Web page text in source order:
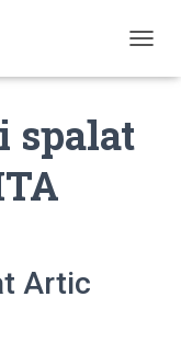
spalat
Artic